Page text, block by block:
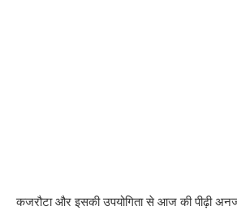
कजरौटा और इसकी उपयोगिता से आज की पीढ़ी